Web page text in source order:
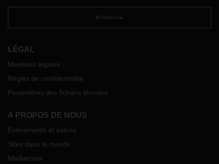
S'inscrire
LÉGAL
Mentions légales
Règles de confidentialité
Paramètres des fichiers témoins
A PROPOS DE NOUS
Événements et salons
Sites dans le monde
Mediaroom